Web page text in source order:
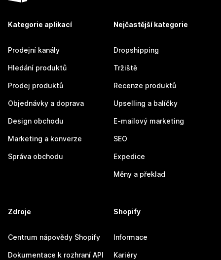
Kategorie aplikací
Prodejní kanály
Hledání produktů
Prodej produktů
Objednávky a doprava
Design obchodu
Marketing a konverze
Správa obchodu
Nejčastější kategorie
Dropshipping
Tržiště
Recenze produktů
Upselling a balíčky
E-mailový marketing
SEO
Expedice
Měny a překlad
Zdroje
Centrum nápovědy Shopify
Dokumentace k rozhraní API
Shopify
Informace
Kariéry